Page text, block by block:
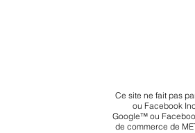
Ce site ne fait pas
ou Facebook
Google™ ou
de commerce de